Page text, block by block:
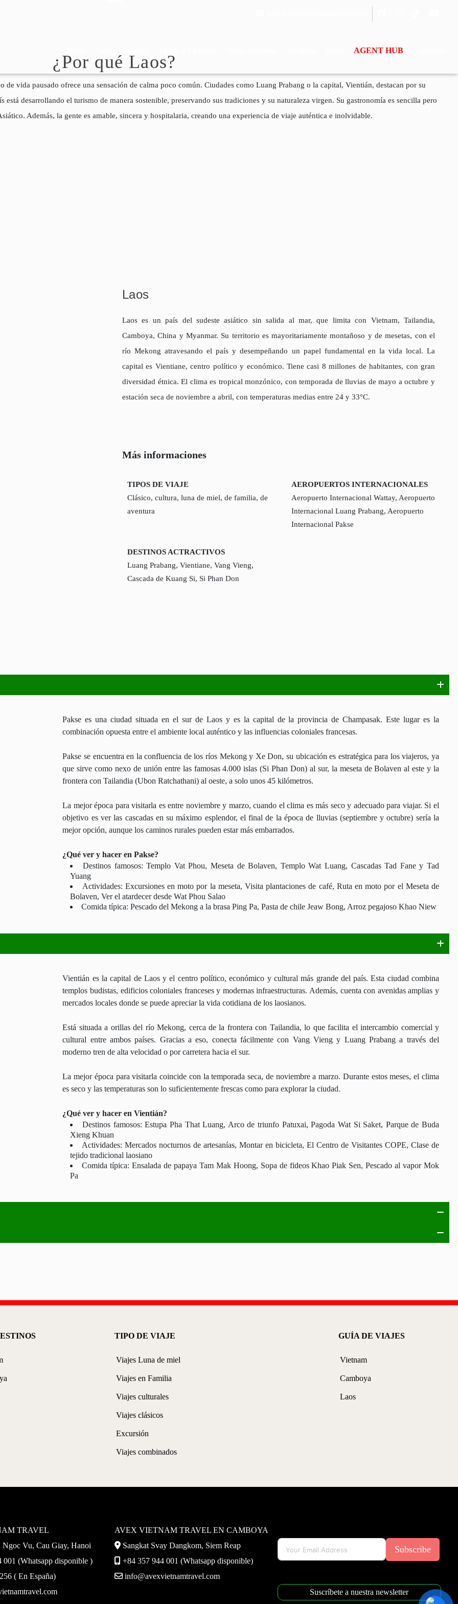
AGENT HUB
¿Por qué Laos?
vida pausado ofrece una sensación de calma poco común. Ciudades como Luang Prabang o la capital, Vientián, destacan por su
desarrollando el turismo de manera sostenible, preservando sus tradiciones y su naturaleza virgen. Su gastronomía es sencilla pero
Además, la gente es amable, sincera y hospitalaria, creando una experiencia de viaje auténtica e inolvidable.
Laos
Laos es un país del sudeste asiático sin salida al mar, que limita con Vietnam, Tailandia,
Camboya, China y Myanmar. Su territorio es mayoritariamente montañoso y de mesetas, con el
río Mekong atravesando el país y desempeñando un papel fundamental en la vida local. La
capital es Vientiane, centro político y económico. Tiene casi 8 millones de habitantes, con gran
diversidad étnica. El clima es tropical monzónico, con temporada de lluvias de mayo a octubre y
estación seca de noviembre a abril, con temperaturas medias entre 24 y 33°C.
Más informaciones
TIPOS DE VIAJE
Clásico, cultura, luna de miel, de familia, de
aventura
DESTINOS ACTRACTIVOS
Luang Prabang, Vientiane, Vang Vieng,
Cascada de Kuang Si, Si Phan Don
AEROPUERTOS INTERNACIONALES
Aeropuerto Internacional Wattay, Aeropuerto
Internacional Luang Prabang, Aeropuerto
Internacional Pakse
Pakse es una ciudad situada en el sur de Laos y es la capital de la provincia de Champasak. Este lugar es la
combinación opuesta entre el ambiente local auténtico y las influencias coloniales francesas.
Pakse se encuentra en la confluencia de los ríos Mekong y Xe Don, su ubicación es estratégica para los viajeros, ya
que sirve como nexo de unión entre las famosas 4.000 islas (Si Phan Don) al sur, la meseta de Bolaven al este y la
frontera con Tailandia (Ubon Ratchathani) al oeste, a solo unos 45 kilómetros.
La mejor época para visitarla es entre noviembre y marzo, cuando el clima es más seco y adecuado para viajar. Si el
objetivo es ver las cascadas en su máximo esplendor, el final de la época de lluvias (septiembre y octubre) sería la
mejor opción, aunque los caminos rurales pueden estar más embarrados.
¿Qué ver y hacer en Pakse?
Destinos famosos: Templo Vat Phou, Meseta de Bolaven, Templo Wat Luang, Cascadas Tad Fane y Tad
Yuang
Actividades: Excursiones en moto por la meseta, Visita plantaciones de café, Ruta en moto por el Meseta de
Bolaven, Ver el atardecer desde Wat Phou Salao
Comida típica: Pescado del Mekong a la brasa Ping Pa, Pasta de chile Jeaw Bong, Arroz pegajoso Khao Niew
Vientián es la capital de Laos y el centro político, económico y cultural más grande del país. Esta ciudad combina
templos budistas, edificios coloniales franceses y modernas infraestructuras. Además, cuenta con avenidas amplias y
mercados locales donde se puede apreciar la vida cotidiana de los laosianos.
Está situada a orillas del río Mekong, cerca de la frontera con Tailandia, lo que facilita el intercambio comercial y
cultural entre ambos países. Gracias a eso, conecta fácilmente con Vang Vieng y Luang Prabang a través del
moderno tren de alta velocidad o por carretera hacia el sur.
La mejor época para visitarla coincide con la temporada seca, de noviembre a marzo. Durante estos meses, el clima
es seco y las temperaturas son lo suficientemente frescas como para explorar la ciudad.
¿Qué ver y hacer en Vientián?
Destinos famosos: Estupa Pha That Luang, Arco de triunfo Patuxai, Pagoda Wat Si Saket, Parque de Buda
Xieng Khuan
Actividades: Mercados nocturnos de artesanías, Montar en bicicleta, El Centro de Visitantes COPE, Clase de
tejido tradicional laosiano
Comida típica: Ensalada de papaya Tam Mak Hoong, Sopa de fideos Khao Piak Sen, Pescado al vapor Mok
Pa
TIPO DE VIAJE
Viajes Luna de miel
Viajes en Familia
Viajes culturales
Viajes clásicos
Excursión
Viajes combinados
GUÍA DE VIAJES
Vietnam
Camboya
Laos
TRAVEL
Vu, Cau Giay, Hanoi
001 (Whatsapp disponible )
( En España)
AVEX VIETNAM TRAVEL EN CAMBOYA
Sangkat Svay Dangkom, Siem Reap
+84 357 944 001 (Whatsapp disponible)
info@avexvietnamtravel.com
Subscribe
Suscríbete a nuestra newsletter